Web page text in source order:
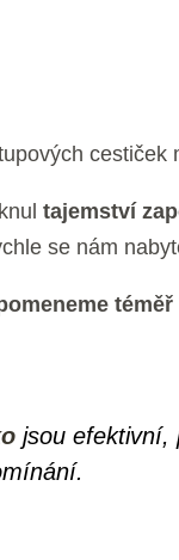
cestiček
tajemství
se nám
téměř
jsou efektivní,